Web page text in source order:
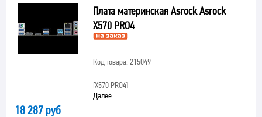
Плата материнская Asrock Asrock
X570 PRO4
Код товара: 215049
[X570 PRO4]
Далее...
18 287 руб